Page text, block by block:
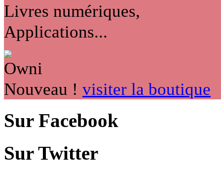
Livres numériques,
Applications...
Nouveau ! visiter la boutique
Sur Facebook
Sur Twitter